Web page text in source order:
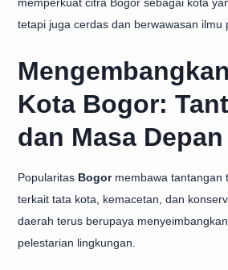
tetapi juga cerdas dan berwawasan ilmu
Kota Bogor:
dan Masa Depan
Popularitas Bogormembawa tantangan
terkait tata kota, kemacetan, dan
daerah terus berupaya
pelestarian lingkungan.